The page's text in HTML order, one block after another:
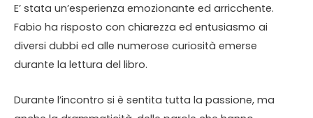
E’ stata un’esperienza emozionante ed arricchente.
Fabio ha risposto con chiarezza ed entusiasmo ai
diversi dubbi ed alle numerose curiosità emerse
durante la lettura del libro.
Durante l’incontro si è sentita tutta la passione, ma